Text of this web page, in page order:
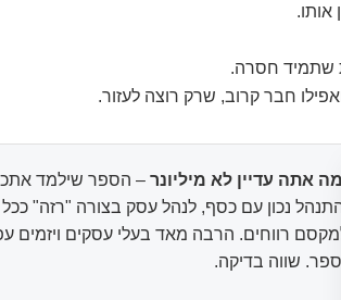
אותו.
שתמיד חסרה.
חבר קרוב, שרק רוצה לעזור.
אתה עדיין לא מיליונר – הספר שילמד
נכון עם כסף, לנהל עסק בצורה "רזה"
רווחים. הרבה מאד בעלי עסקים ויזמים
שווה בדיקה.